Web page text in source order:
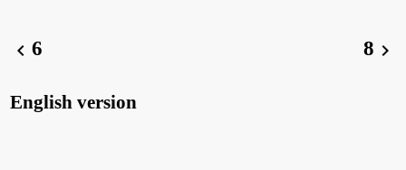
chevron_left6 8 chevron_right
English version